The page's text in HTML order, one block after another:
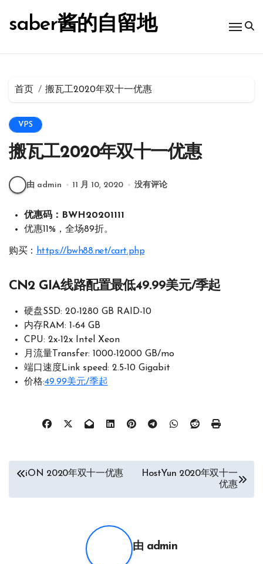
saber酱的自留地
首页 搬瓦工2020年双十一优惠
VPS
搬瓦工2020年双十一优惠
由 admin 11 月 10, 2020 没有评论
优惠码：BWH20201111
优惠11%，全场89折。
购买： https://bwh88.net/cart.php
CN2 GIA线路配置最低49.99美元/季起
硬盘SSD: 20-1280 GB RAID-10
内存RAM: 1-64 GB
CPU: 2x-12x Intel Xeon
月流量Transfer: 1000-12000 GB/mo
端口速度Link speed: 2.5-10 Gigabit
价格:49.99美元/季起
文 iON 2020年双十一优惠
HostYun 2020年双十一
优惠
由 admin